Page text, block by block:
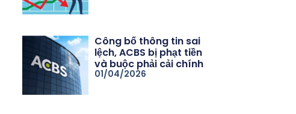
Công bố thông tin sai
lệch, ACBS bị phạt tiền
và buộc phải cải chính
01/04/2026